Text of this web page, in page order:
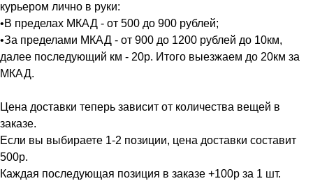
курьером лично в руки:
•В пределах МКАД - от 500 до 900 рублей;
•За пределами МКАД - от 900 до 1200 рублей до 10км,
далее последующий км - 20р. Итого выезжаем до 20км за
МКАД.
Цена доставки теперь зависит от количества вещей в
заказе.
Если вы выбираете 1-2 позиции, цена доставки составит
500р.
Каждая последующая позиция в заказе +100р за 1 шт.